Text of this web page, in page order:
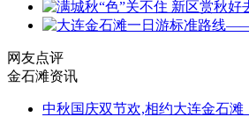
网友点评
金石滩资讯
中秋国庆双节欢,相约大连金石滩